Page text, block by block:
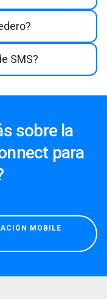
SMS?
sobre la
para
MOBILE